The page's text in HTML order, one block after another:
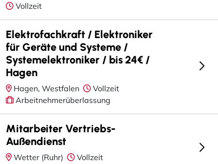
Vollzeit
Elektrofachkraft / Elektroniker
für Geräte und Systeme /
Systemelektroniker / bis 24€ /
Hagen
Hagen, Westfalen
Vollzeit
Arbeitnehmerüberlassung
Mitarbeiter Vertriebs-
Außendienst
Wetter (Ruhr)
Vollzeit